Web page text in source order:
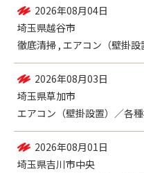
2026年08月06日
埼玉県久喜市葛梅
エアコン（壁掛設置）／一般
2026年08月04日
埼玉県越谷市
2026年08月03日
埼玉県草加市